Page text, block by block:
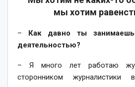
мы хотим
– Как давно ты
деятельностью?
– Я много лет работаю
сторонником журналистики